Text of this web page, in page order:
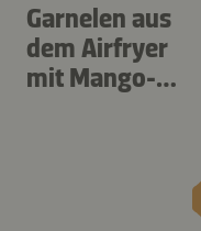
Garnelen aus
dem Airfryer
mit Mango-